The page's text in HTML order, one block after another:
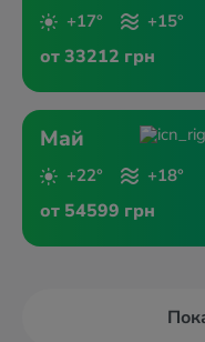
+17° +15°
от 33212 грн
Май
+22° +18°
от 54599 грн